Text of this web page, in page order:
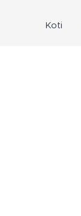
Koti